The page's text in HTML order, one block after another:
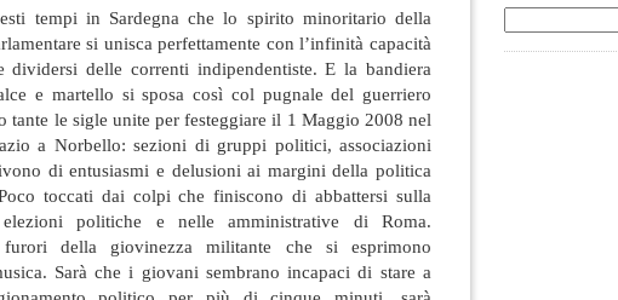
tempi in Sardegna che lo spirito minoritario della
si unisca perfettamente con l’infinità capacità
dividersi delle correnti indipendentiste. E la bandiera
e martello si sposa così col pugnale del guerriero
tante le sigle unite per festeggiare il 1 Maggio 2008 nel
a Norbello: sezioni di gruppi politici, associazioni
di entusiasmi e delusioni ai margini della politica
toccati dai colpi che finiscono di abbattersi sulla
politiche e nelle amministrative di Roma.
della giovinezza militante che si esprimono
Sarà che i giovani sembrano incapaci di stare a